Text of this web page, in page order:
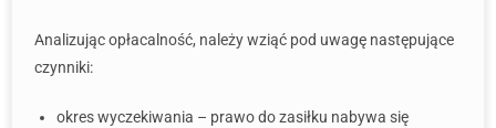
Analizując opłacalność, należy wziąć pod uwagę następujące
czynniki:
okres wyczekiwania – prawo do zasiłku nabywa się